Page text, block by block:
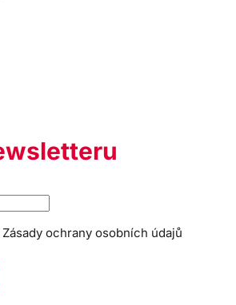
Zásady ochrany osobních údajů